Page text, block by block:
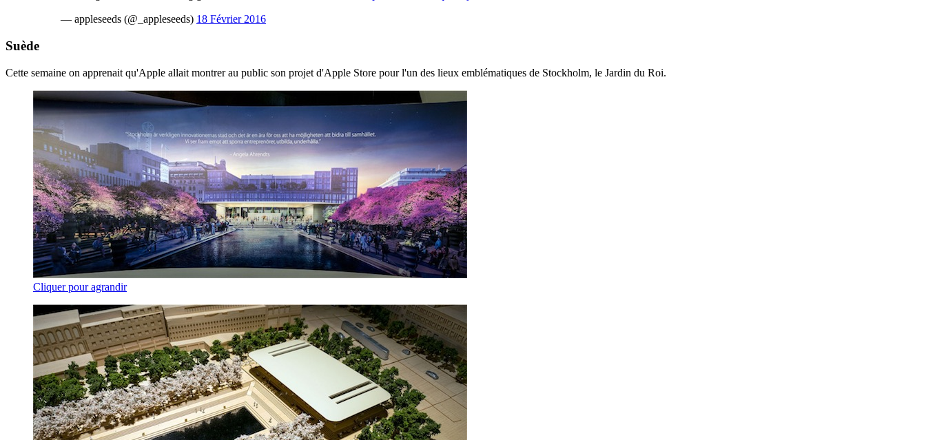
— appleseeds (@_appleseeds) 18 Février 2016
Suède
Cette semaine on apprenait qu'Apple allait montrer au public son projet d'Apple Store pour l'un des lieux emblématiques de Stockholm, le Jardin du Roi.
Cliquer pour agrandir